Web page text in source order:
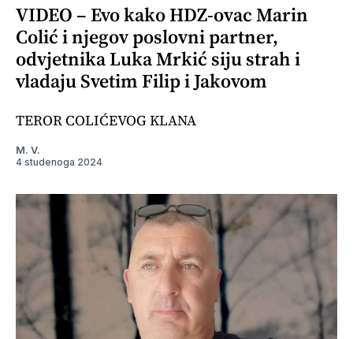
VIDEO – Evo kako HDZ-ovac Marin
Colić i njegov poslovni partner,
odvjetnika Luka Mrkić siju strah i
vladaju Svetim Filip i Jakovom
TEROR COLIĆEVOG KLANA
M. V.
4 studenoga 2024